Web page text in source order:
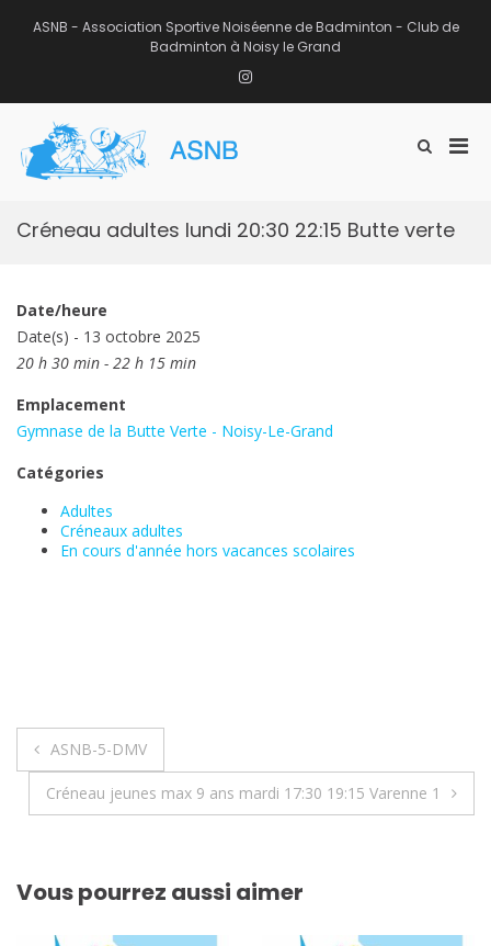
ASNB - Association Sportive Noiséenne de Badminton - Club de
Badminton à Noisy le Grand
Instagram
Afficher
recherche
Créneau adultes lundi 20:30 22:15 Butte verte
Date/heure
Date(s) - 13 octobre 2025
20 h 30 min - 22 h 15 min
Emplacement
Gymnase de la Butte Verte - Noisy-Le-Grand
Catégories
Adultes
Créneaux adultes
En cours d'année hors vacances scolaires
Navigation
de
ASNB-5-DMV
Créneau jeunes max 9 ans mardi 17:30 19:15 Varenne 1
Vous pourrez aussi aimer